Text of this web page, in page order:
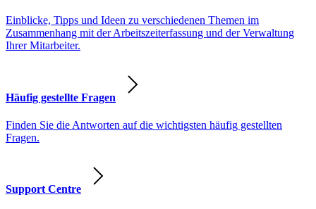
Einblicke, Tipps und Ideen zu verschiedenen Themen im
Zusammenhang mit der Arbeitszeiterfassung und der Verwaltung
Ihrer Mitarbeiter.
Häufig gestellte Fragen
Finden Sie die Antworten auf die wichtigsten häufig gestellten
Fragen.
Support Centre